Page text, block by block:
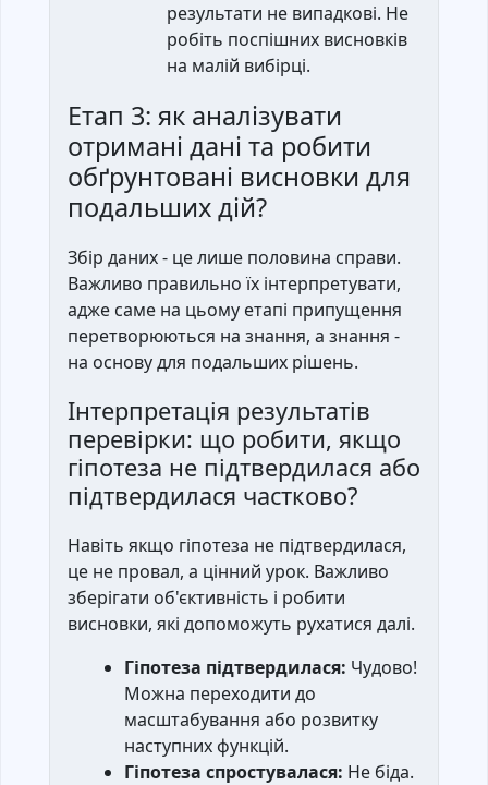
результати не випадкові. Не
робіть поспішних висновків
на малій вибірці.
Етап 3: як аналізувати
отримані дані та робити
обґрунтовані висновки для
подальших дій?
Збір даних - це лише половина справи.
Важливо правильно їх інтерпретувати,
адже саме на цьому етапі припущення
перетворюються на знання, а знання -
на основу для подальших рішень.
Інтерпретація результатів
перевірки: що робити, якщо
гіпотеза не підтвердилася або
підтвердилася частково?
Навіть якщо гіпотеза не підтвердилася,
це не провал, а цінний урок. Важливо
зберігати об'єктивність і робити
висновки, які допоможуть рухатися далі.
Гіпотеза підтвердилася: Чудово!
Можна переходити до
масштабування або розвитку
наступних функцій.
Гіпотеза спростувалася: Не біда.